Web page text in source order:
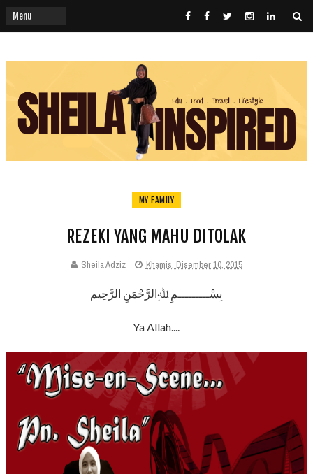
MY FAMILY
REZEKI YANG MAHU DITOLAK
Sheila Adziz Khamis, Disember 10, 2015
بِسْـــــــــمِ ﷲِالرَّحْمَنِ الرَّحِيم
Ya Allah....